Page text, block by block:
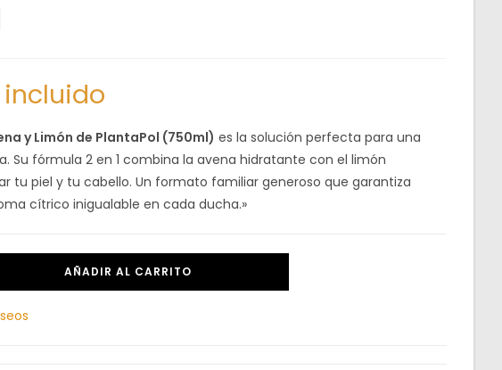
y Limón de PlantaPol (750ml) es la solución perfecta para una
Su fórmula 2 en 1 combina la avena hidratante con el limón
tu piel y tu cabello. Un formato familiar generoso que garantiza
cítrico inigualable en cada ducha.»
AÑADIR AL CARRITO